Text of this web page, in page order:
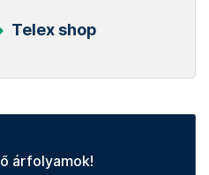
Telex shop
árfolyamok!